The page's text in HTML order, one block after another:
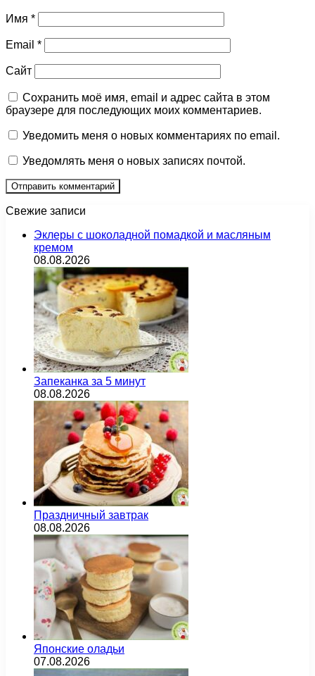
Имя *
Email *
Сайт
Сохранить моё имя, email и адрес сайта в этом
браузере для последующих моих комментариев.
Уведомить меня о новых комментариях по email.
Уведомлять меня о новых записях почтой.
Свежие записи
Эклеры с шоколадной помадкой и масляным
кремом
08.08.2026
Запеканка за 5 минут
08.08.2026
Праздничный завтрак
08.08.2026
Японские оладьи
07.08.2026